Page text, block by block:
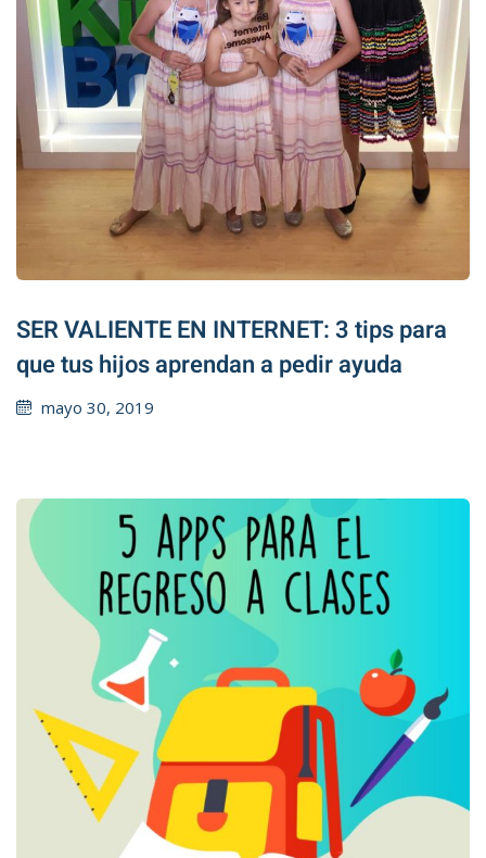
SER VALIENTE EN INTERNET: 3 tips para
que tus hijos aprendan a pedir ayuda
Posted
mayo 30, 2019